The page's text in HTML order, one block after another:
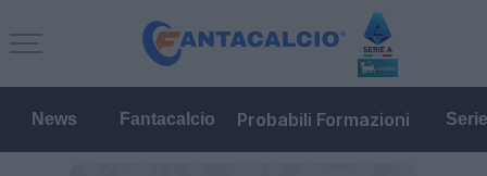
News Fantacalcio Probabili Formazioni